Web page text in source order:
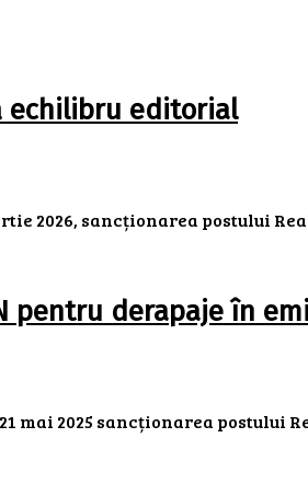
echilibru editorial
2026, sancționarea postului
pentru derapaje în
2025 sancționarea postului